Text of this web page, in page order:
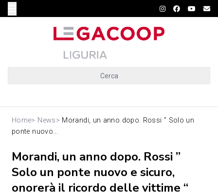
Cerca
Home> News> Morandi, un anno dopo. Rossi ” Solo un
ponte nuovo...
Morandi, un anno dopo. Rossi ”
Solo un ponte nuovo e sicuro,
onorerà il ricordo delle vittime “